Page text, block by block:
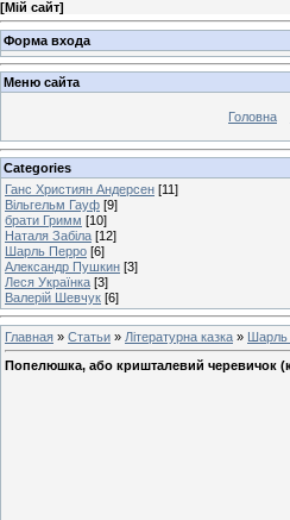
[Мій сайт]
Форма входа
Меню сайта
Головна
Categories
Ганс Християн Андерсен [11]
Вільгельм Гауф [9]
брати Гримм [10]
Наталя Забіла [12]
Шарль Перро [6]
Александр Пушкин [3]
Леся Українка [3]
Валерій Шевчук [6]
Главная » Статьи » Літературна казка » Шарль
Попелюшка, або кришталевий черевичок